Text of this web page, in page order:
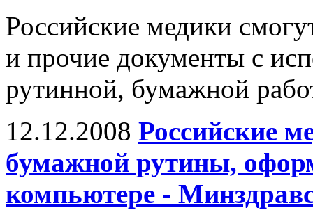
Российские медики
и прочие документы с
рутинной, бумажной
12.12.2008 Российские
бумажной рутины,
компьютере -